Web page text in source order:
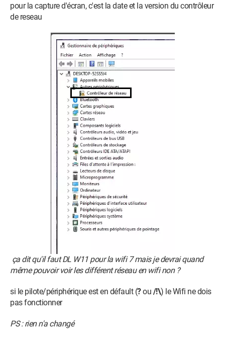
pour la capture d'écran, c'est la date et la version du contrôleur
de reseau
ça dit qu'il faut DL W11 pour la wifi 7 mais je devrai quand
même pouvoir voir les différent réseau en wifi non ?
si le pilote/périphérique est en défault (?ou /!\) le Wifi ne dois
pas fonctionner
PS : rien n'a changé